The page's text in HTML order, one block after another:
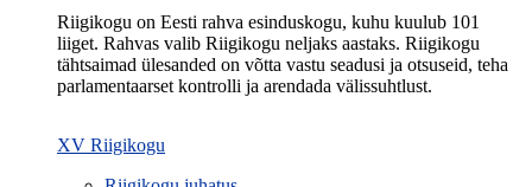
Riigikogu on Eesti rahva esinduskogu, kuhu kuulub 101
liiget. Rahvas valib Riigikogu neljaks aastaks. Riigikogu
tähtsaimad ülesanded on võtta vastu seadusi ja otsuseid, teha
parlamentaarset kontrolli ja arendada välissuhtlust.
XV Riigikogu